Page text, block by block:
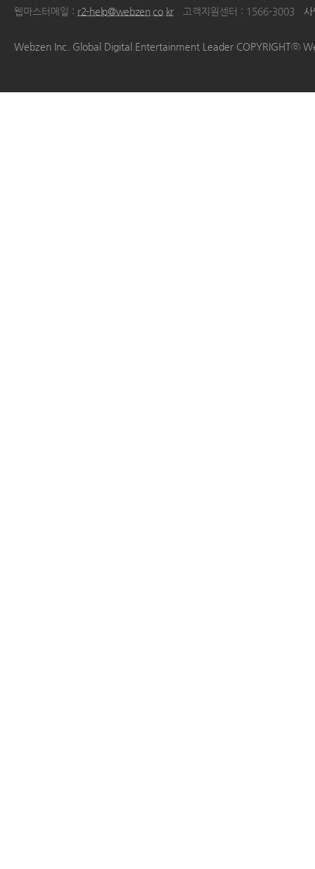
웹마스터메일 : r2-help@webzen.co.kr 고객지원센터 : 1566-3003
Webzen Inc. Global Digital Entertainment Leader COPYRIGHTⓒ